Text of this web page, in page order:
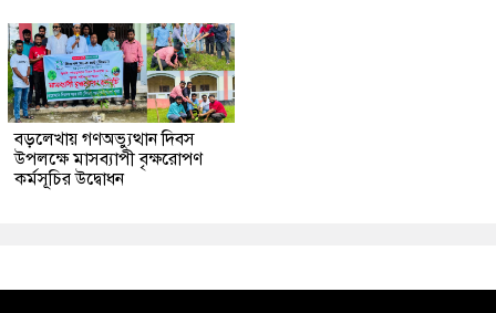
বড়লেখায় গণঅভ্যুত্থান দিবস
উপলক্ষে মাসব্যাপী বৃক্ষরোপণ
কর্মসূচির উদ্বোধন